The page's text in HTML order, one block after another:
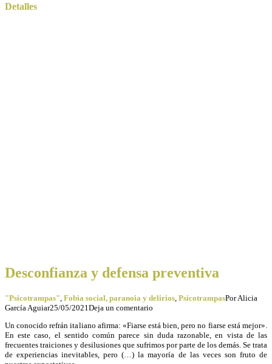
Detalles
Desconfianza y defensa preventiva
"Psicotrampas" Fobia social, paranoia y delirios PsicotrampasPorAlicia
García Aguiar25/05/2021 Deja un comentario
Un conocido refrán italiano afirma: «Fiarse está bien, pero no fiarse está mejor».
En este caso, el sentido común parece sin duda razonable, en vista de las
frecuentes traiciones y desilusiones que sufrimos por parte de los demás. Se trata
de experiencias inevitables, pero (…) la mayoría de las veces son fruto de